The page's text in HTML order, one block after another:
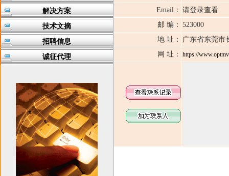
解决方案
技术文摘
招聘信息
诚征代理
Email： 请登录查看
邮 编： 523000
地 址：
广东省东莞市
网 址：
https://